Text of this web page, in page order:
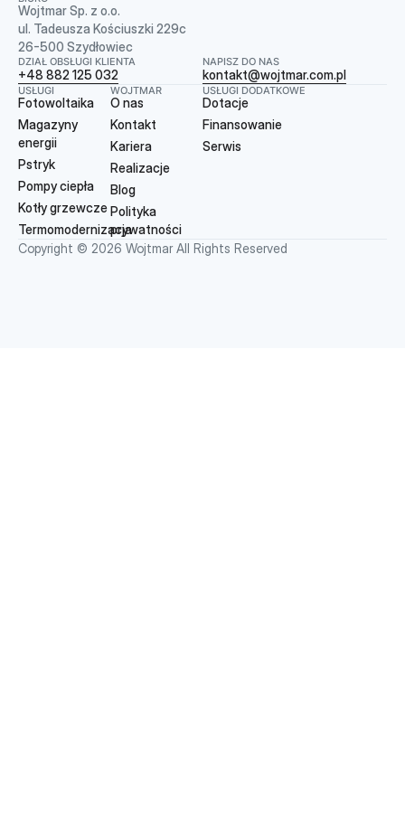
Wojtmar Sp. z o.o.
ul. Tadeusza Kościuszki 229c
26-500 Szydłowiec
DZIAŁ OBSŁUGI KLIENTA
+48 882 125 032
NAPISZ DO NAS
kontakt@wojtmar.com.pl
USŁUGI
Fotowoltaika
Magazyny
energii
Pstryk
Pompy ciepła
Kotły grzewcze
Termomodernizacja
WOJTMAR
O nas
Kontakt
Kariera
Realizacje
Blog
Polityka
prywatności
USŁUGI DODATKOWE
Dotacje
Finansowanie
Serwis
Copyright © 2026 Wojtmar All Rights Reserved